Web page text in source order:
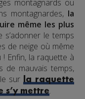
montagnards ou
montagnardes, la
même les plus
le temps
de neige où même
Enfin, la raquette à
de mauvais temps,
sur la raquette
s’y mettre.